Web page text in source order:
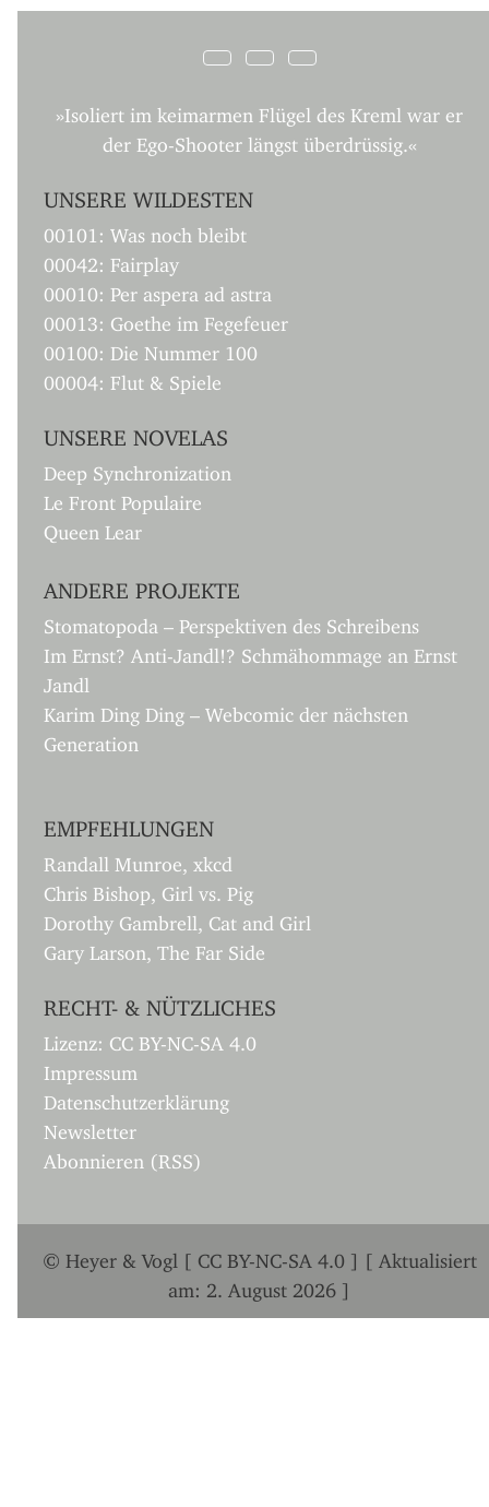
»Isoliert im keimarmen Flügel des Kreml war er
der Ego-Shooter längst überdrüssig.«
UNSERE WILDESTEN
00101: Was noch bleibt
00042: Fairplay
00010: Per aspera ad astra
00013: Goethe im Fegefeuer
00100: Die Nummer 100
00004: Flut & Spiele
UNSERE NOVELAS
Deep Synchronization
Le Front Populaire
Queen Lear
ANDERE PROJEKTE
Stomatopoda – Perspektiven des Schreibens
Im Ernst? Anti-Jandl!? Schmähommage an Ernst
Jandl
Karim Ding Ding – Webcomic der nächsten
Generation
EMPFEHLUNGEN
Randall Munroe, xkcd
Chris Bishop, Girl vs. Pig
Dorothy Gambrell, Cat and Girl
Gary Larson, The Far Side
RECHT- & NÜTZLICHES
Lizenz: CC BY-NC-SA 4.0
Impressum
Datenschutzerklärung
Newsletter
Abonnieren (RSS)
© Heyer & Vogl [ CC BY-NC-SA 4.0 ] [ Aktualisiert
am: 2. August 2026 ]